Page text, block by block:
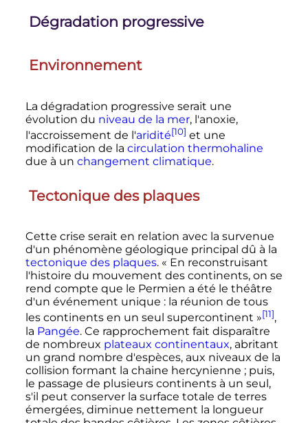
Dégradation progressive
Environnement
La dégradation progressive serait une
évolution du niveau de la mer, l'anoxie,
l'accroissement de l'aridité[10] et une
modification de la circulation thermohaline
due à un changement climatique.
Tectonique des plaques
Cette crise serait en relation avec la survenue
d'un phénomène géologique principal dû à la
tectonique des plaques. « En reconstruisant
l'histoire du mouvement des continents, on se
rend compte que le Permien a été le théâtre
d'un événement unique : la réunion de tous
les continents en un seul supercontinent »[11],
la Pangée. Ce rapprochement fait disparaître
de nombreux plateaux continentaux, abritant
un grand nombre d'espèces, aux niveaux de la
collision formant la chaine hercynienne ; puis,
le passage de plusieurs continents à un seul,
s'il peut conserver la surface totale de terres
émergées, diminue nettement la longueur